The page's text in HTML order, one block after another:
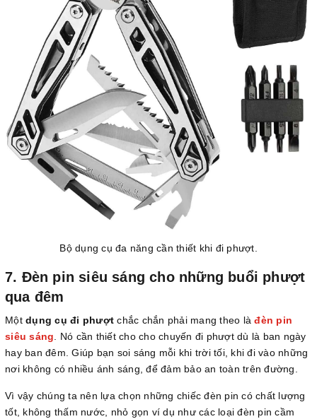
Bộ dụng cụ đa năng cần thiết khi đi phượt.
7. Đèn pin siêu sáng cho những buổi phượt
qua đêm
Một dụng cụ đi phượt chắc chắn phải mang theo làđèn pin
siêu sáng . Nó cần thiết cho cho chuyến đi phượt dù là ban ngày
hay ban đêm. Giúp bạn soi sáng mỗi khi trời tối, khi đi vào những
nơi không có nhiều ánh sáng, để đảm bảo an toàn trên đường.
Vì vậy chúng ta nên lựa chọn những chiếc đèn pin có chất lượng
tốt, không thấm nước, nhỏ gọn ví dụ như các loại đèn pin cầm